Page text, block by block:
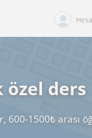
özel ders
600-1500₺ arası